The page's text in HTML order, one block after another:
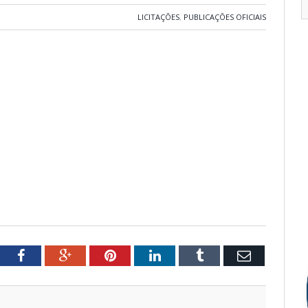
LICITAÇÕES, PUBLICAÇÕES OFICIAIS
FacebookGoogle+PinterestLinkedInTumblr Email